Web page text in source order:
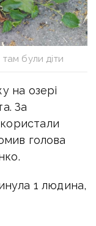
були діти
на озері
За
голова
1 людина,